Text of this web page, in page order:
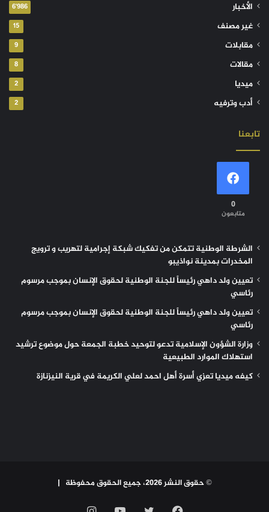
الأخبار 6٬986
غير مصنف 15
مقابلات 9
مقالات 8
ميديا 2
أدب وترفيه 2
تابعنا
0
متابعون
الشرطة الوطنية تتمكن من تفكيك شبكة إجرامية لتهريب و ترويج
المخدرات بمدينة نواذيبو
تعيين ولد داهي رئيساً للجنة الوطنية لحقوق الإنسان بموجب مرسوم
رئاسي
تعيين ولد داهي رئيساً للجنة الوطنية لحقوق الإنسان بموجب مرسوم
رئاسي
وزارة الشؤون الإسلامية تدعو لتوحيد خطبة الجمعة حول موضوع ترشيد
استهلاك الموارد الطبيعية
كيفه ميديا تعزي أسرة أهل احمد لعلي الكريمة في قرية النيزنازة
© حقوق النشر 2026، جميع الحقوق محفوظة |